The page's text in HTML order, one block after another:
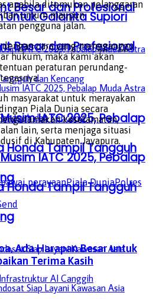
Besar dan Profesional
IATC 2025, Pebalap
Honda Tampil Tangguh
Untuk Galanita Supiori
Besar dan Profesional
IATC 2025, Pebalap
Honda Tampil Tangguh
apabila ditemukan pelanggaran
umum maupun
pengguna jalan.
cara yang mengganggu
hukum, maka kami akan
peraturan perundang-
masyarakat untuk merayakan
Piala Dunia secara
keselamatan,
lain, serta menjaga situasi
di Kabupaten Jayapura.
pawai perayaanPiala DuniaPolres
Ada Harapan Besar untuk
Terima Kasih